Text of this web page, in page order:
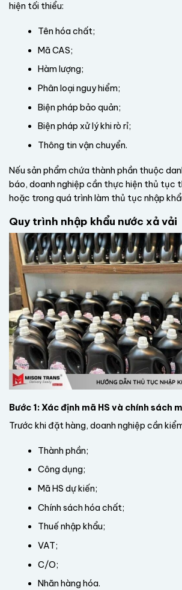
hiện tối thiểu:
Tên hóa chất;
Mã CAS;
Hàm lượng;
Phân loại nguy hiểm;
Biện pháp bảo quản;
Biện pháp xử lý khi rò rỉ;
Thông tin vận chuyển.
Nếu sản phẩm chứa thành phần thuộc
báo, doanh nghiệp cần thực hiện thủ tục
hoặc trong quá trình làm thủ tục nhập
Quy trình nhập khẩu nước xả vải
Bước 1: Xác định mã HS và chính sách
Trước khi đặt hàng, doanh nghiệp cần
Thành phần;
Công dụng;
Mã HS dự kiến;
Chính sách hóa chất;
Thuế nhập khẩu;
VAT;
C/O;
Nhãn hàng hóa.